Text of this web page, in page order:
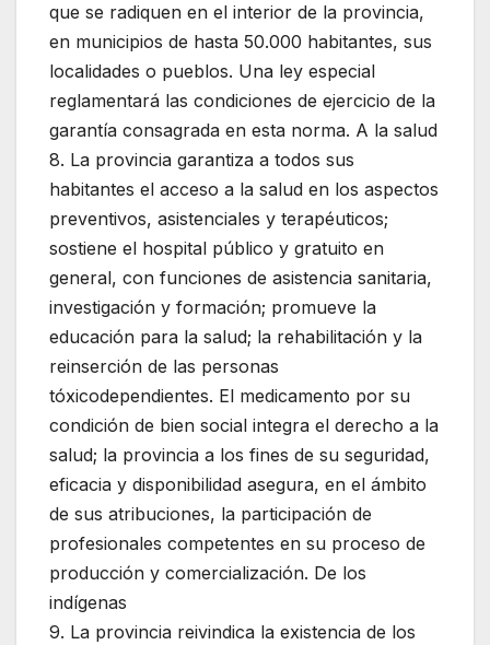
que se radiquen en el interior de la provincia,
en municipios de hasta 50.000 habitantes, sus
localidades o pueblos. Una ley especial
reglamentará las condiciones de ejercicio de la
garantía consagrada en esta norma. A la salud
8. La provincia garantiza a todos sus
habitantes el acceso a la salud en los aspectos
preventivos, asistenciales y terapéuticos;
sostiene el hospital público y gratuito en
general, con funciones de asistencia sanitaria,
investigación y formación; promueve la
educación para la salud; la rehabilitación y la
reinserción de las personas
tóxicodependientes. El medicamento por su
condición de bien social integra el derecho a la
salud; la provincia a los fines de su seguridad,
eficacia y disponibilidad asegura, en el ámbito
de sus atribuciones, la participación de
profesionales competentes en su proceso de
producción y comercialización. De los
indígenas
9. La provincia reivindica la existencia de los